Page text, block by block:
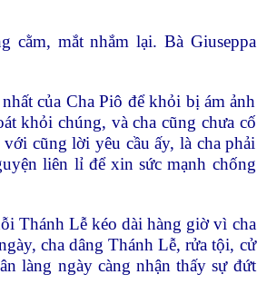
cằm, mắt nhắm lại. Bà Giuseppa
của Cha Piô để khỏi bị ám ảnh
khỏi chúng, và cha cũng chưa cố
cũng lời yêu cầu ấy, là cha phải
liên lỉ để xin sức mạnh chống
Thánh Lễ kéo dài hàng giờ vì cha
cha dâng Thánh Lễ, rửa tội, cử
làng ngày càng nhận thấy sự đứt